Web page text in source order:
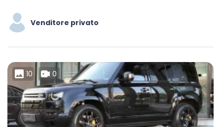
Venditore privato
10 0